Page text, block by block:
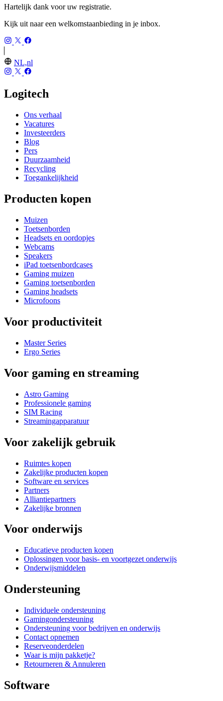
Hartelijk dank voor uw registratie.
Kijk uit naar een welkomstaanbieding in je inbox.
NL,nl
Logitech
Ons verhaal
Vacatures
Investeerders
Blog
Pers
Duurzaamheid
Recycling
Toegankelijkheid
Producten kopen
Muizen
Toetsenborden
Headsets en oordopjes
Webcams
Speakers
iPad toetsenbordcases
Gaming muizen
Gaming toetsenborden
Gaming headsets
Microfoons
Voor productiviteit
Master Series
Ergo Series
Voor gaming en streaming
Astro Gaming
Professionele gaming
SIM Racing
Streamingapparatuur
Voor zakelijk gebruik
Ruimtes kopen
Zakelijke producten kopen
Software en services
Partners
Alliantiepartners
Zakelijke bronnen
Voor onderwijs
Educatieve producten kopen
Oplossingen voor basis- en voortgezet onderwijs
Onderwijsmiddelen
Ondersteuning
Individuele ondersteuning
Gamingondersteuning
Ondersteuning voor bedrijven en onderwijs
Contact opnemen
Reserveonderdelen
Waar is mijn pakketje?
Retourneren & Annuleren
Software